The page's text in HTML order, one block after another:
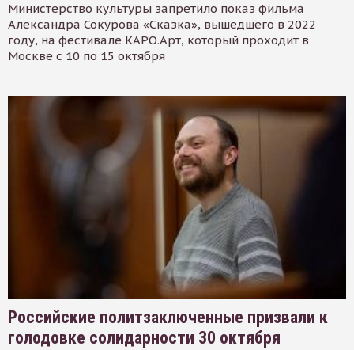
Министерство культуры запретило показ фильма
Александра Сокурова «Сказка», вышедшего в 2022
году, на фестивале КАРО.Арт, который проходит в
Москве с 10 по 15 октября
Российские политзаключенные призвали к
голодовке солидарности 30 октября